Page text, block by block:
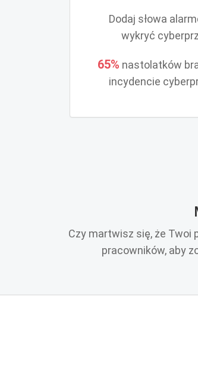
Dodaj słowa
wykryć
65% nastolatków
incydencie
Czy martwisz się, że Twoi
pracowników, aby